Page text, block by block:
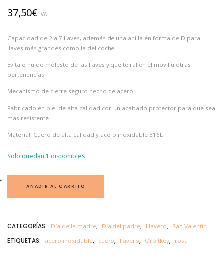
37,50€ IVA
Capacidad de 2 a 7 llaves, además de una anilla en forma de D para
llaves más grandes como la del coche.
Evita el ruido molesto de las llaves y que te rallen el móvil u otras
pertenencias.
Mecanismo de cierre seguro hecho de acero.
Fabricado en piel de alta calidad con un acabado protector para que sea
más resistente.
Material: Cuero de alta calidad y acero inoxidable 316L
Solo quedan 1 disponibles
I
Y
L
-
AÑADIR AL CARRITO
CATEGORÍAS: Día de la madre, Día del padre, Llavero, San Valentín
ETIQUETAS: acero inoxidable, cuero, llavero, Orbitkey, rosa